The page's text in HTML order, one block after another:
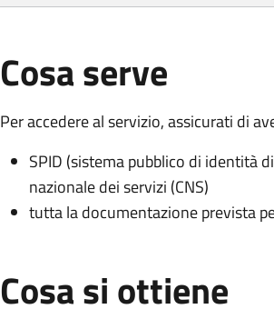
Cosa serve
Per accedere al servizio, assicurati di
SPID (sistema pubblico di identità
nazionale dei servizi (CNS)
tutta la documentazione prevista
Cosa si ottiene